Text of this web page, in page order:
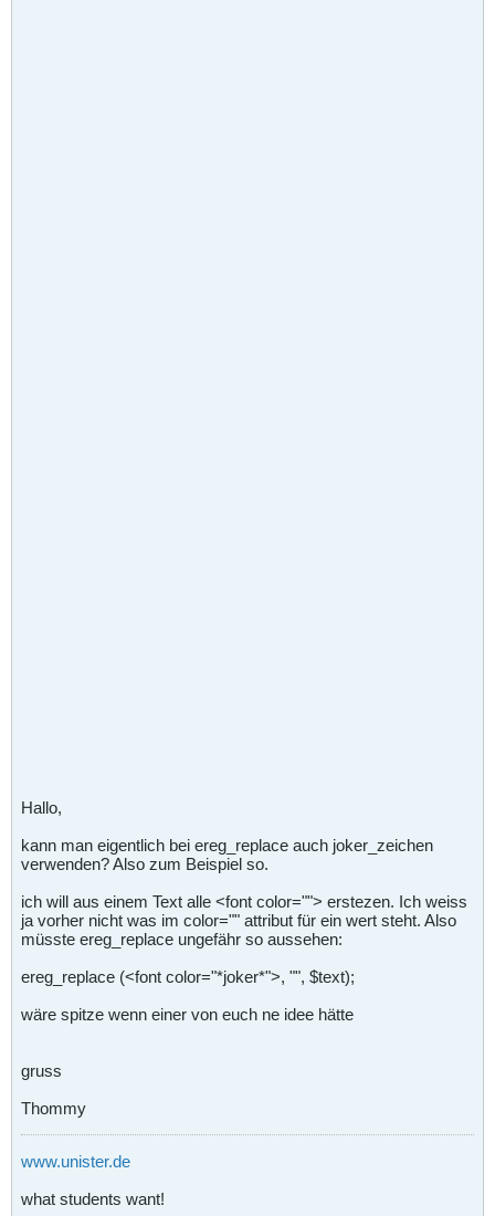
Hallo,
kann man eigentlich bei ereg_replace auch joker_zeichen
verwenden? Also zum Beispiel so.
ich will aus einem Text alle <font color=""> erstezen. Ich weiss
ja vorher nicht was im color="" attribut für ein wert steht. Also
müsste ereg_replace ungefähr so aussehen:
ereg_replace (<font color="*joker*">, "", $text);
wäre spitze wenn einer von euch ne idee hätte
gruss
Thommy
www.unister.de
what students want!